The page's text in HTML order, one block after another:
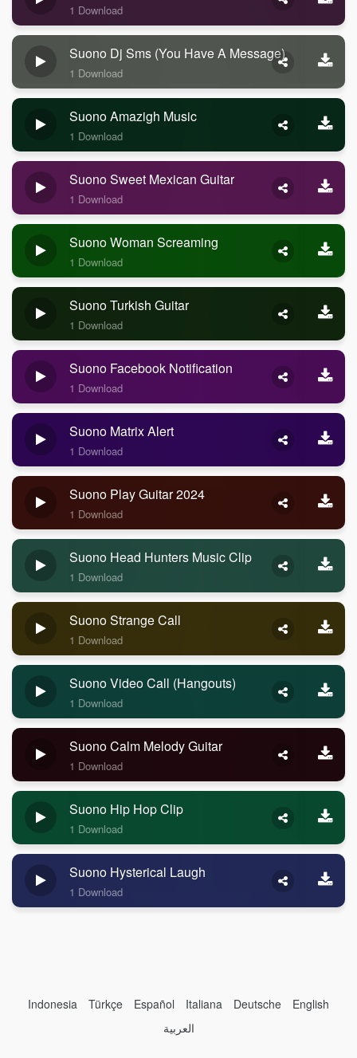
1 Download
Suono Dj Sms (you Have A Message)
1 Download
Suono Amazigh Music
1 Download
Suono Sweet Mexican Guitar
1 Download
Suono Woman Screaming
1 Download
Suono Turkish Guitar
1 Download
Suono Facebook Notification
1 Download
Suono Matrix Alert
1 Download
Suono Play Guitar 2024
1 Download
Suono Head Hunters Music Clip
1 Download
Suono Strange Call
1 Download
Suono Video Call (Hangouts)
1 Download
Suono Calm Melody Guitar
1 Download
Suono Hip Hop Clip
1 Download
Suono Hysterical Laugh
1 Download
Indonesia Türkçe Español Italiana Deutsche
English
العربية